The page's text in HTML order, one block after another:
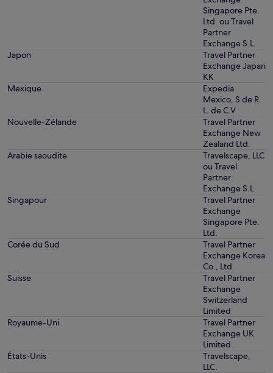
Singapore Pte.
Ltd. ou Travel
Partner
Exchange S.L.
Japon
Travel Partner
Exchange Japan
KK
Mexique
Expedia
Mexico, S de R.
L. de C.V.
Nouvelle-Zélande
Travel Partner
Exchange New
Zealand Ltd.
Arabie saoudite
Travelscape, LLC
ou Travel
Partner
Exchange S.L.
Singapour
Travel Partner
Exchange
Singapore Pte.
Ltd.
Corée du Sud
Travel Partner
Exchange Korea
Co., Ltd.
Suisse
Travel Partner
Exchange
Switzerland
Limited
Royaume-Uni
Travel Partner
Exchange UK
Limited
États-Unis
Travelscape,
LLC.